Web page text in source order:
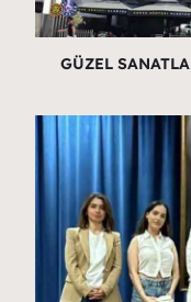
GÜZEL